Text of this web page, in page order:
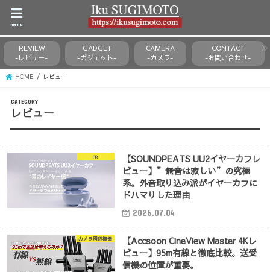
menu
REVIEW
-レビュー-
GADGET
-ガジェット-
CAMERA
-カメラ-
CONTACT
-お問い合わせ-
HOME レビュー
レビュー
PR
【SOUNDPEATS UU2イヤーカフレ
ビュー】”無音は寂しい”の究極
系。外音取り込み派がイヤーカフに
ドハマりした理由
2026.07.04
カメラ周辺機器
【Accsoon CineView Master 4Kレ
ビュー】95m有線と徹底比較。送受
信機の位置が重要。